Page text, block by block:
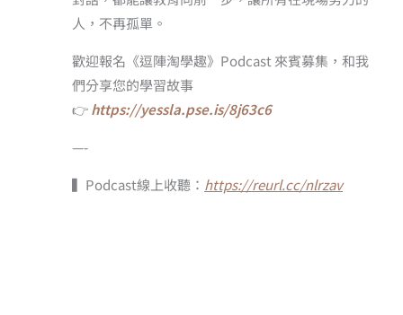
人，不再孤單。
歡迎報名《逗陣淘學趣》Podcast 來賓募集，和我
們分享您的學習故事
👉https://yessla.pse.is/8j63c6
—-
▍Podcast線上收聽： https://reurl.cc/nlrzav